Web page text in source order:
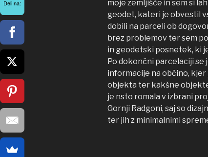
moje zemljišče in sem si
geodet, kateri je obvestil
dobili na parceli ob
brez problemov ter sem
in geodetski posnetek, ki
Po dokončni parcelaciji se
informacije na občino, kjer
objekta ter kakšne
je nsto romala v izbrani
Gornji Radgoni, saj so
ter jih z minimalnimi
Deli na: